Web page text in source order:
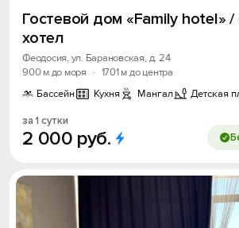
Гостевой дом «Family hotel»
хотел
Феодосия, ул. Барановская, д. 24
900 м до моря
· 1701 м до центра
Бассейн
Кухня Мангал Детская
за 1 сутки
2 000 руб.